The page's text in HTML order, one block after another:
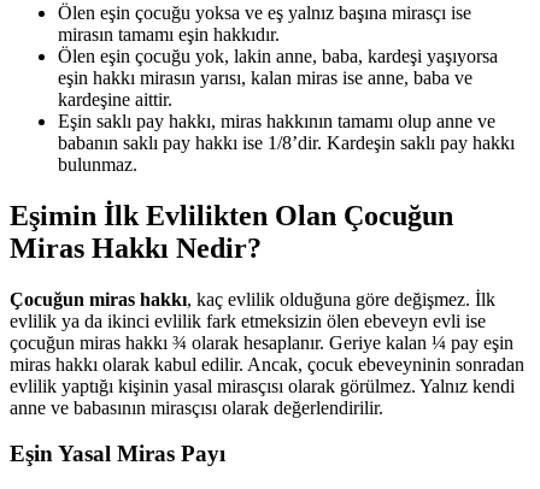
Ölen eşin çocuğu yoksa ve eş yalnız başına mirasçı ise
mirasın tamamı eşin hakkıdır.
Ölen eşin çocuğu yok, lakin anne, baba, kardeşi yaşıyorsa
eşin hakkı mirasın yarısı, kalan miras ise anne, baba ve
kardeşine aittir.
Eşin saklı pay hakkı, miras hakkının tamamı olup anne ve
babanın saklı pay hakkı ise 1/8’dir. Kardeşin saklı pay hakkı
bulunmaz.
Eşimin İlk Evlilikten Olan Çocuğun
Miras Hakkı Nedir?
Çocuğun miras hakkı, kaç evlilik olduğuna göre değişmez. İlk
evlilik ya da ikinci evlilik fark etmeksizin ölen ebeveyn evli ise
çocuğun miras hakkı ¾ olarak hesaplanır. Geriye kalan ¼ pay eşin
miras hakkı olarak kabul edilir. Ancak, çocuk ebeveyninin sonradan
evlilik yaptığı kişinin yasal mirasçısı olarak görülmez. Yalnız kendi
anne ve babasının mirasçısı olarak değerlendirilir.
Eşin Yasal Miras Payı